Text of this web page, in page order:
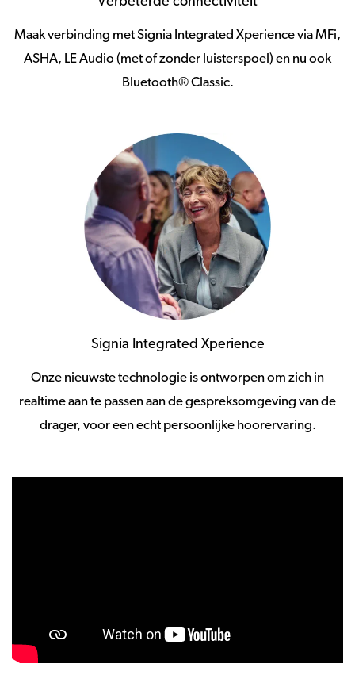
Maak verbinding met Signia Integrated Xperience via MFi,
ASHA, LE Audio (met of zonder luisterspoel) en nu ook
Bluetooth® Classic.
Signia Integrated Xperience
Onze nieuwste technologie is ontworpen om zich in
realtime aan te passen aan de gespreksomgeving van de
drager, voor een echt persoonlijke hoorervaring.